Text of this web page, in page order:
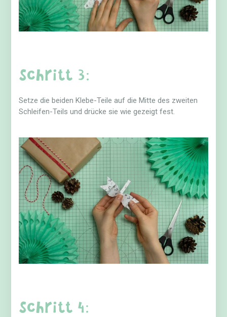
Schritt 3:
Setze die beiden Klebe-Teile auf die Mitte des zweiten
Schleifen-Teils und drücke sie wie gezeigt fest.
Schritt 4: